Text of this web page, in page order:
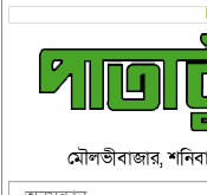
মৌলভীবাজার,